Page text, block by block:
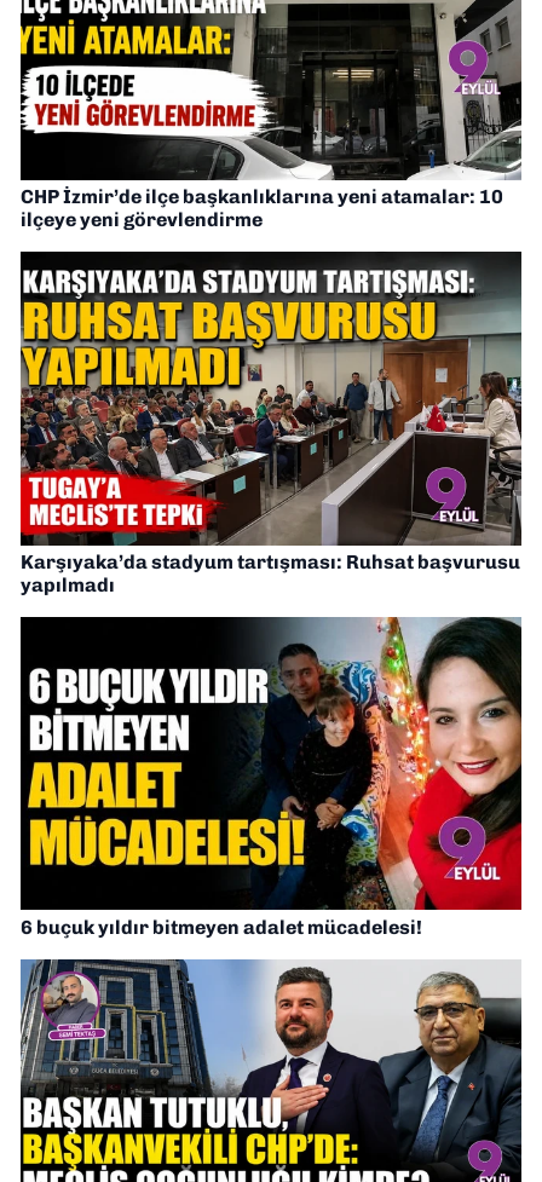
CHP İzmir’de ilçe başkanlıklarına yeni atamalar: 10
ilçeye yeni görevlendirme
Karşıyaka’da stadyum tartışması: Ruhsat başvurusu
yapılmadı
6 buçuk yıldır bitmeyen adalet mücadelesi!